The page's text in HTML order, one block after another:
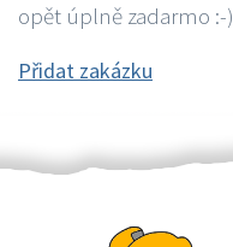
opět úplně zadarmo :-)
Přidat zakázku